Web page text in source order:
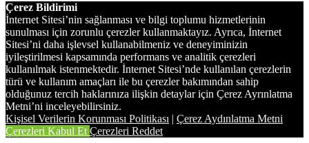
Çerez Bildirimi
İnternet Sitesi’nin sağlanması ve bilgi toplumu hizmetlerinin
sunulması için zorunlu çerezler kullanmaktayız. Ayrıca, İnternet
Sitesi’ni daha işlevsel kullanabilmeniz ve deneyiminizin
iyileştirilmesi kapsamında performans ve analitik çerezleri
kullanılmak istenmektedir. İnternet Sitesi’nde kullanılan çerezlerin
türü ve kullanım amaçları ile bu çerezler bakımından sahip
olduğunuz tercih haklarınıza ilişkin detaylar için Çerez Ayrınlatma
Metni’ni inceleyebilirsiniz.
Kişisel Verilerin Korunması Politikası | Çerez Aydınlatma Metni
Çerezleri Kabul Et Çerezleri Reddet